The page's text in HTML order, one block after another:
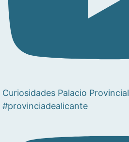
Curiosidades Palacio Provincial
#provinciadealicante